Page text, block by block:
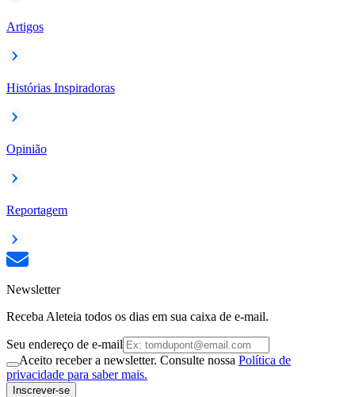
Artigos
Histórias Inspiradoras
Opinião
Reportagem
Newsletter
Receba Aleteia todos os dias em sua caixa de e-mail.
Seu endereço de e-mail
Aceito receber a newsletter. Consulte nossa Política de
privacidade para saber mais.
Inscrever-se